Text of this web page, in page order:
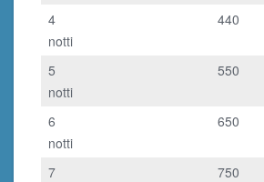
4
notti
440
5
notti
550
6
notti
650
7
750